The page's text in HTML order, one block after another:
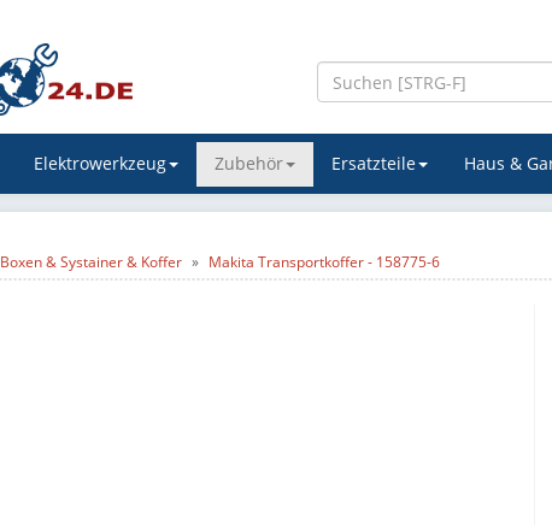
Elektrowerkzeug Zubehör Ersatzteile Haus &
Boxen & Systainer & Koffer Makita Transportkoffer - 158775-6